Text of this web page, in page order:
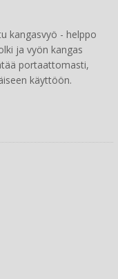
kangasvyö - helppo
ja vyön kangas
portaattomasti,
käyttöön.